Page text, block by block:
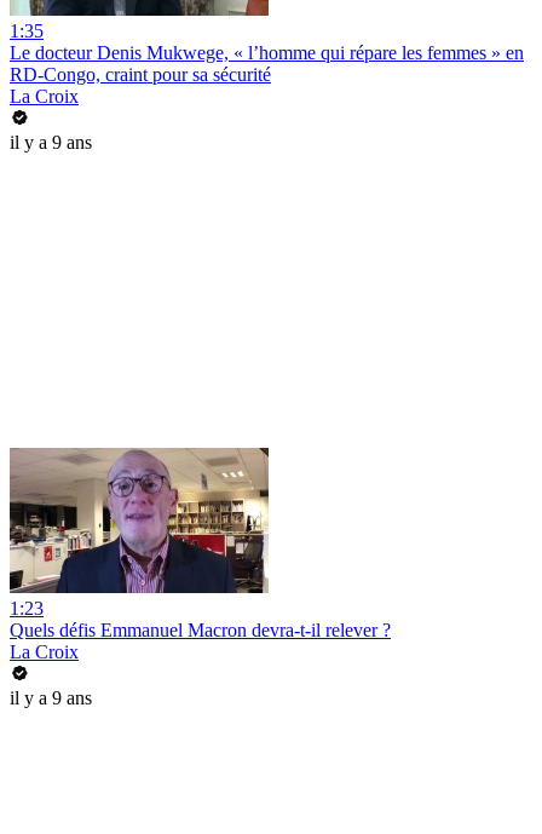
1:35
Le docteur Denis Mukwege, « l’homme qui répare les femmes » en
RD-Congo, craint pour sa sécurité
La Croix
il y a 9 ans
1:23
Quels défis Emmanuel Macron devra-t-il relever ?
La Croix
il y a 9 ans